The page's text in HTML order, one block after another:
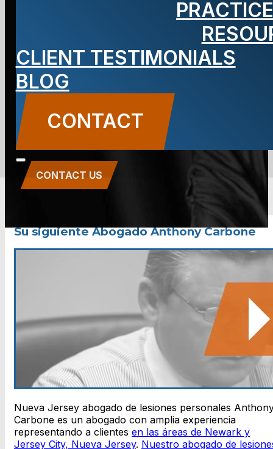
CLIENT TESTIMONIALS
BLOG
CONTACT
Abogado
Anthony
Carbone
CONTACT US
Su siguiente Abogado Anthony Carbone
Nueva Jersey abogado de lesiones personales
Carbone es un abogado con amplia experiencia
representando a clientes en las áreas de Newark y
Jersey City, Nueva Jersey. Nuestro abogado de